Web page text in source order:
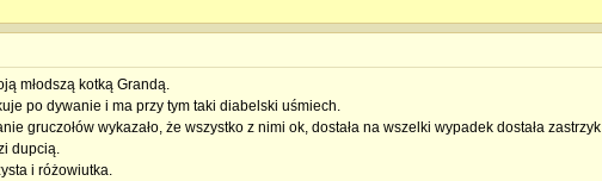
młodszą kotką Grandą.
po dywanie i ma przy tym taki diabelski uśmiech.
gruczołów wykazało, że wszystko z nimi ok, dostała na wszelki wypadek dostała zastrzyk
dupcią.
i różowiutka.